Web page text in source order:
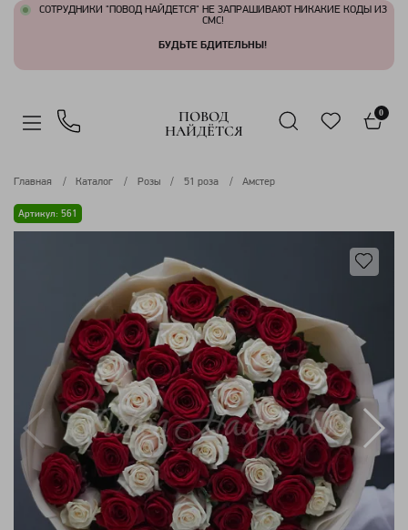
СОТРУДНИКИ "ПОВОД НАЙДЕТСЯ" НЕ ЗАПРАШИВАЮТ НИКАКИЕ КОДЫ ИЗ
СМС!
БУДЬТЕ БДИТЕЛЬНЫ!
ПОВОД
НАЙДЁТСЯ
0
Главная Каталог Розы 51 роза Амстер
Артикул: 561